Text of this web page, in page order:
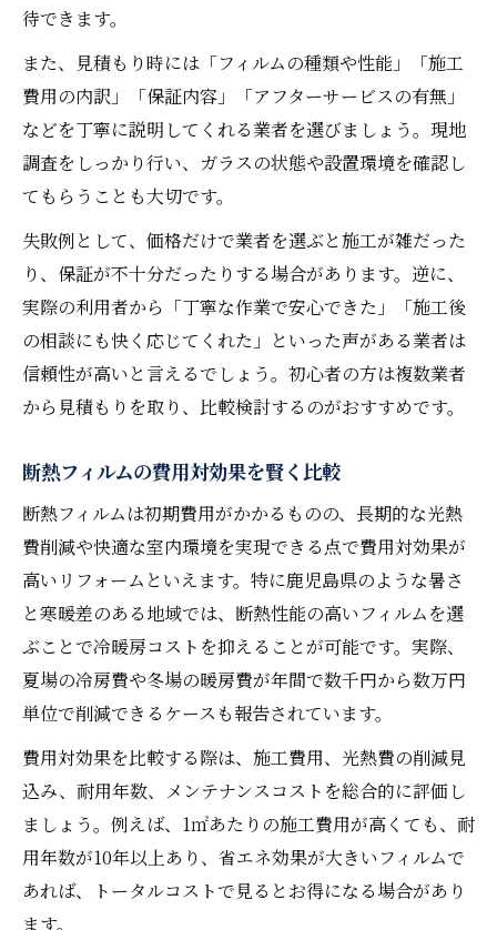
待できます。
また、見積もり時には「フィルムの種類や性能」「施工
費用の内訳」「保証内容」「アフターサービスの有無」
などを丁寧に説明してくれる業者を選びましょう。現地
調査をしっかり行い、ガラスの状態や設置環境を確認し
てもらうことも大切です。
失敗例として、価格だけで業者を選ぶと施工が雑だった
り、保証が不十分だったりする場合があります。逆に、
実際の利用者から「丁寧な作業で安心できた」「施工後
の相談にも快く応じてくれた」といった声がある業者は
信頼性が高いと言えるでしょう。初心者の方は複数業者
から見積もりを取り、比較検討するのがおすすめです。
断熱フィルムの費用対効果を賢く比較
断熱フィルムは初期費用がかかるものの、長期的な光熱
費削減や快適な室内環境を実現できる点で費用対効果が
高いリフォームといえます。特に鹿児島県のような暑さ
と寒暖差のある地域では、断熱性能の高いフィルムを選
ぶことで冷暖房コストを抑えることが可能です。実際、
夏場の冷房費や冬場の暖房費が年間で数千円から数万円
単位で削減できるケースも報告されています。
費用対効果を比較する際は、施工費用、光熱費の削減見
込み、耐用年数、メンテナンスコストを総合的に評価し
ましょう。例えば、1㎡あたりの施工費用が高くても、耐
用年数が10年以上あり、省エネ効果が大きいフィルムで
あれば、トータルコストで見るとお得になる場合があり
ます。